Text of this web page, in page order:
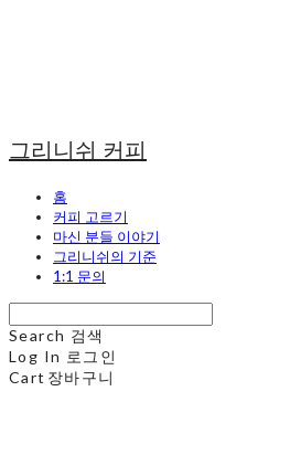
그리니쉬 커피
홈
커피 고르기
마신 분들 이야기
그리니쉬의 기준
1:1 문의
Search 검색
Log In 로그인
Cart 장바구니